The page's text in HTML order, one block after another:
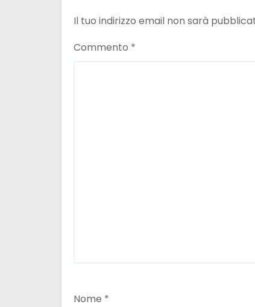
iIl tuo indirizzo email non sarà
Commento *
Nome *